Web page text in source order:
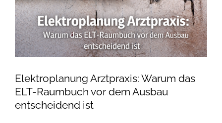
Elektroplanung Arztpraxis: Warum das
ELT-Raumbuch vor dem Ausbau
entscheidend ist